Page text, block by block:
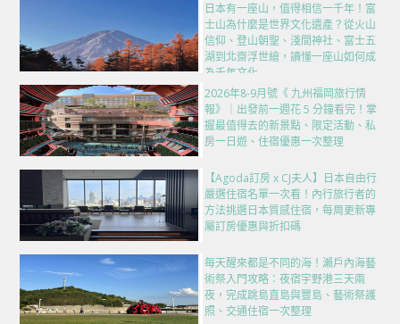
日本有一座山，值得相信一千年！富
士山為什麼是世界文化遺產？從火山
信仰、登山朝聖、淺間神社、富士五
湖到北齋浮世繪，讀懂一座山如何成
為千年文化
2026年8-9月號《 九州福岡旅行情
報》｜出發前一週花 5 分鐘看完！掌
握最值得去的新景點、限定活動、私
房一日遊、住宿優惠一次整理
【Agoda訂房 x CJ夫人】日本自由行
嚴選住宿名單一次看！內行旅行者的
方法挑選日本質感住宿，每周更新專
屬訂房優惠與折扣碼
每天醒來都是不同的海！瀨戶內海藝
術祭入門攻略：夜宿宇野港三天兩
夜，完成跳島直島與豐島、藝術祭護
照、交通住宿一次整理